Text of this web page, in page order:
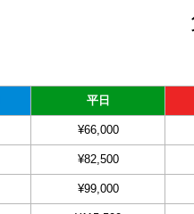
平日
¥66,000
¥82,500
¥99,000